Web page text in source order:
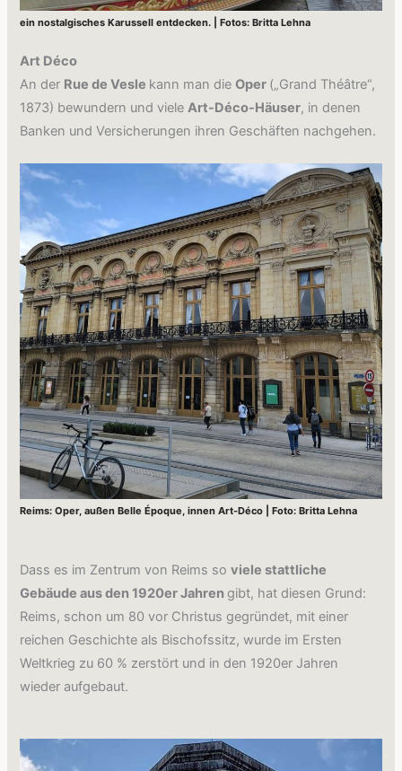
ein nostalgisches Karussell entdecken. | Fotos: Britta Lehna
Art Déco
An der Rue de Vesle kann man die Oper („Grand Théâtre“,
1873) bewundern und vieleArt-Déco-Häuser, in denen
Banken und Versicherungen ihren Geschäften nachgehen.
Reims: Oper, außen Belle Époque, innen Art-Déco | Foto: Britta Lehna
Dass es im Zentrum von Reims soviele stattliche
Gebäude aus den 1920er Jahren gibt, hat diesen Grund:
Reims, schon um 80 vor Christus gegründet, mit einer
reichen Geschichte als Bischofssitz, wurde im Ersten
Weltkrieg zu 60 % zerstört und in den 1920er Jahren
wieder aufgebaut.